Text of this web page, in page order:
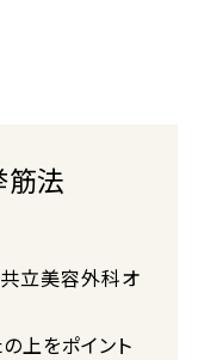
法
立美容外科オ
上をポイント